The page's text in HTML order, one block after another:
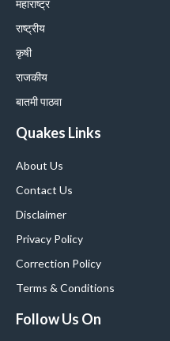
महाराष्ट्र
राष्ट्रीय
कृषी
राजकीय
बातमी पाठवा
Quakes Links
About Us
Contact Us
Disclaimer
Privacy Policy
Correction Policy
Terms & Conditions
Follow Us On